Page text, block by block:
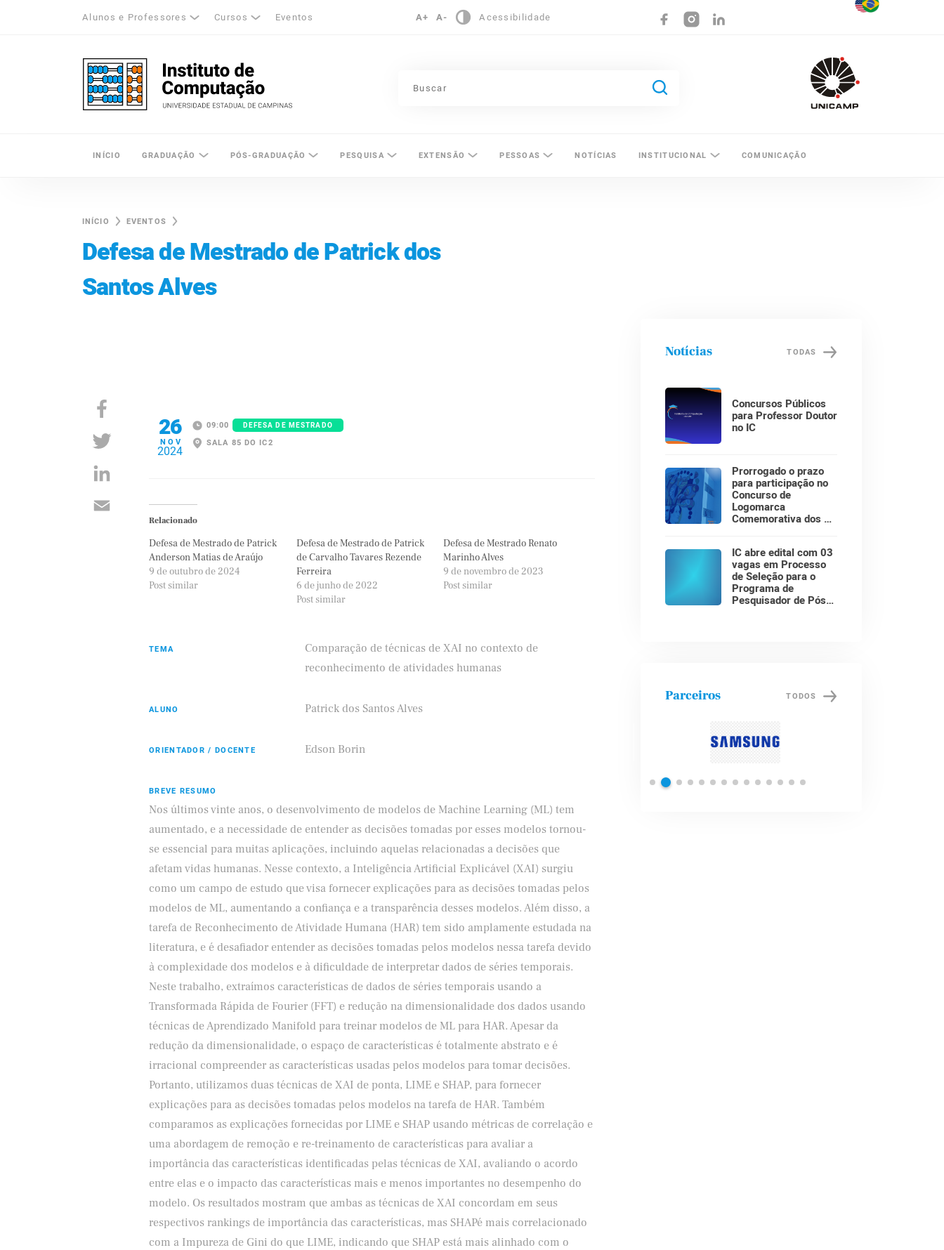
Alunos e Professores Cursos Eventos A+ A- Acessibilidade
Unicamp - Universidade Estadual de Campinas
INÍCIO GRADUAÇÃO PÓS-GRADUAÇÃO PESQUISA EXTENSÃO PESSOAS NOTÍCIAS INSTITUCIONAL COMUNICAÇÃO
INÍCIO EVENTOS
Defesa de Mestrado de Patrick dos
Santos Alves
26
NOV
2024
09:00 DEFESA DE MESTRADO
SALA 85 DO IC2
Relacionado
Defesa de Mestrado de Patrick
Anderson Matias de Araújo
9 de outubro de 2024
Post similar
Defesa de Mestrado de Patrick
de Carvalho Tavares Rezende
Ferreira
6 de junho de 2022
Post similar
Defesa de Mestrado Renato
Marinho Alves
9 de novembro de 2023
Post similar
TEMA
Comparação de técnicas de XAI no contexto de
reconhecimento de atividades humanas
ALUNO Patrick dos Santos Alves
ORIENTADOR / DOCENTE Edson Borin
BREVE RESUMO
Nos últimos vinte anos, o desenvolvimento de modelos de Machine Learning (ML) tem
aumentado, e a necessidade de entender as decisões tomadas por esses modelos tornou-
se essencial para muitas aplicações, incluindo aquelas relacionadas a decisões que
afetam vidas humanas. Nesse contexto, a Inteligência Artificial Explicável (XAI) surgiu
como um campo de estudo que visa fornecer explicações para as decisões tomadas pelos
modelos de ML, aumentando a confiança e a transparência desses modelos. Além disso, a
tarefa de Reconhecimento de Atividade Humana (HAR) tem sido amplamente estudada na
literatura, e é desafiador entender as decisões tomadas pelos modelos nessa tarefa devido
à complexidade dos modelos e à dificuldade de interpretar dados de séries temporais.
Neste trabalho, extraímos características de dados de séries temporais usando a
Transformada Rápida de Fourier (FFT) e redução na dimensionalidade dos dados usando
técnicas de Aprendizado Manifold para treinar modelos de ML para HAR. Apesar da
redução da dimensionalidade, o espaço de características é totalmente abstrato e é
irracional compreender as características usadas pelos modelos para tomar decisões.
Portanto, utilizamos duas técnicas de XAI de ponta, LIME e SHAP, para fornecer
explicações para as decisões tomadas pelos modelos na tarefa de HAR. Também
comparamos as explicações fornecidas por LIME e SHAP usando métricas de correlação e
uma abordagem de remoção e re-treinamento de características para avaliar a
importância das características identificadas pelas técnicas de XAI, avaliando o acordo
entre elas e o impacto das características mais e menos importantes no desempenho do
modelo. Os resultados mostram que ambas as técnicas de XAI concordam em seus
respectivos rankings de importância das características, mas SHAPé mais correlacionado
com a Impureza de Gini do que LIME, indicando que SHAP está mais alinhado com o
Notícias TODAS
Concursos Públicos
para Professor Doutor
no IC
Prorrogado o prazo
para participação no
Concurso de
Logomarca
Comemorativa dos 30
IC abre edital com 03
vagas em Processo
de Seleção para o
Programa de
Pesquisador de Pós-
Parceiros TODOS